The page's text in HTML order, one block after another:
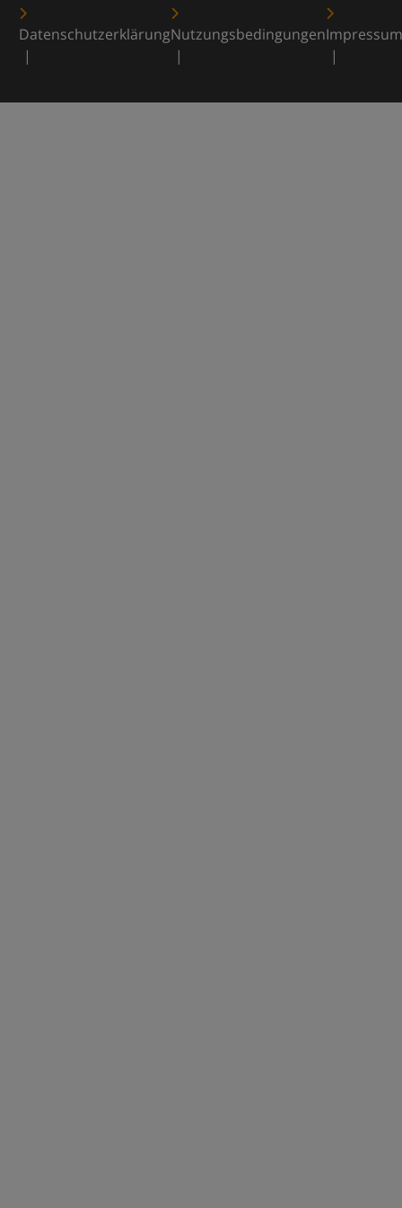
DatenschutzerklärungNutzungsbedingungenImpressum